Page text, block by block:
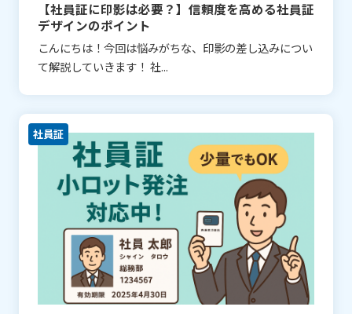
【社員証に印影は必要？】信頼度を高める社員証
デザインのポイント
こんにちは！今回は悩みがちな、印影の差し込みについ
て解説していきます！ 社...
社員証